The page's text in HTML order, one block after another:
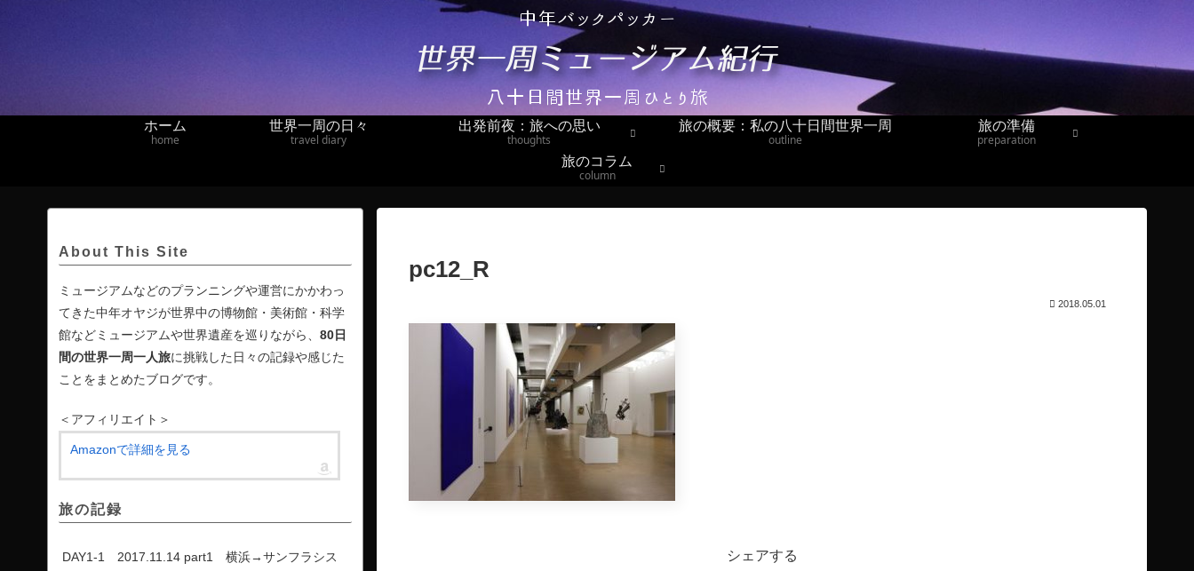
ホーム
home
世界一周の日々
travel diary
出発前夜：旅への思い
thoughts
旅の概要：私の八十日間世界一周
outline
旅の準備
preparation
旅のコラム
column
pc12_R
2018.05.01
シェアする
About This Site
ミュージアムなどのプランニングや運営にかかわっ
てきた中年オヤジが世界中の博物館・美術館・科学
館などミュージアムや世界遺産を巡りながら、 80日
間の世界一周一人旅に挑戦した日々の記録や感じた
ことをまとめたブログです。
＜アフィリエイト＞
Amazonで詳細を見る
旅の記録
DAY1-1 2017.11.14 part1 横浜→サンフラシス